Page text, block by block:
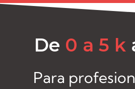
De 0 a 5 k
Para